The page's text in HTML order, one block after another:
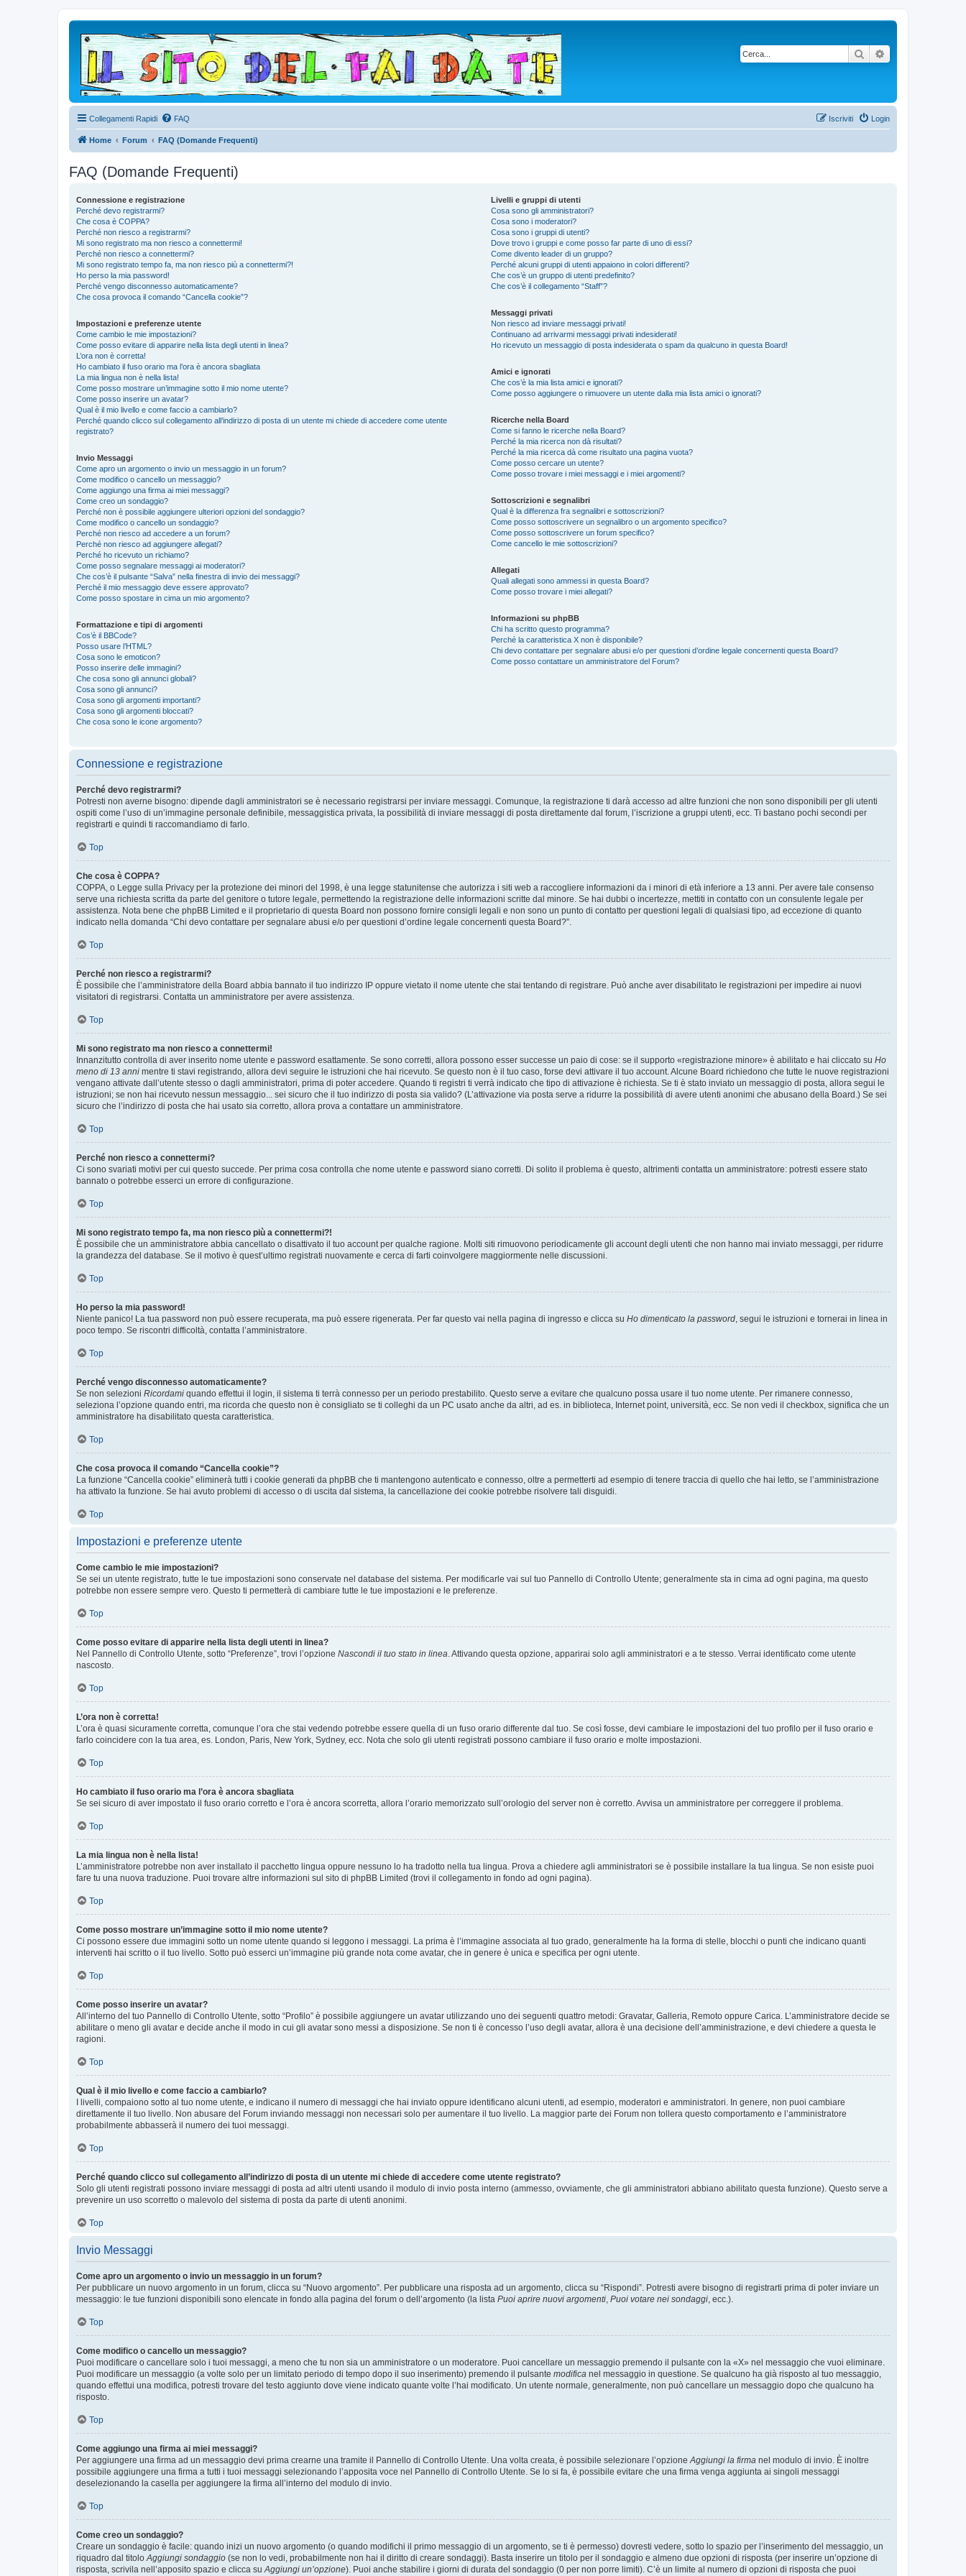
Cerca
Collegamenti Rapidi FAQ Login
Iscriviti
Home Forum FAQ (Domande Frequenti)
FAQ (Domande Frequenti)
Connessione e registrazione
Perché devo registrarmi?
Che cosa è COPPA?
Perché non riesco a registrarmi?
Mi sono registrato ma non riesco a connettermi!
Perché non riesco a connettermi?
Mi sono registrato tempo fa, ma non riesco più a connettermi?!
Ho perso la mia password!
Perché vengo disconnesso automaticamente?
Che cosa provoca il comando “Cancella cookie”?
Impostazioni e preferenze utente
Come cambio le mie impostazioni?
Come posso evitare di apparire nella lista degli utenti in linea?
L’ora non è corretta!
Ho cambiato il fuso orario ma l’ora è ancora sbagliata
La mia lingua non è nella lista!
Come posso mostrare un’immagine sotto il mio nome utente?
Come posso inserire un avatar?
Qual è il mio livello e come faccio a cambiarlo?
Perché quando clicco sul collegamento all’indirizzo di posta di un utente mi chiede di accedere come utente
registrato?
Invio Messaggi
Come apro un argomento o invio un messaggio in un forum?
Come modifico o cancello un messaggio?
Come aggiungo una firma ai miei messaggi?
Come creo un sondaggio?
Perché non è possibile aggiungere ulteriori opzioni del sondaggio?
Come modifico o cancello un sondaggio?
Perché non riesco ad accedere a un forum?
Perché non riesco ad aggiungere allegati?
Perché ho ricevuto un richiamo?
Come posso segnalare messaggi ai moderatori?
Che cos’è il pulsante “Salva” nella finestra di invio dei messaggi?
Perché il mio messaggio deve essere approvato?
Come posso spostare in cima un mio argomento?
Formattazione e tipi di argomenti
Cos’è il BBCode?
Posso usare l’HTML?
Cosa sono le emoticon?
Posso inserire delle immagini?
Che cosa sono gli annunci globali?
Cosa sono gli annunci?
Cosa sono gli argomenti importanti?
Cosa sono gli argomenti bloccati?
Che cosa sono le icone argomento?
Livelli e gruppi di utenti
Cosa sono gli amministratori?
Cosa sono i moderatori?
Cosa sono i gruppi di utenti?
Dove trovo i gruppi e come posso far parte di uno di essi?
Come divento leader di un gruppo?
Perché alcuni gruppi di utenti appaiono in colori differenti?
Che cos’è un gruppo di utenti predefinito?
Che cos’è il collegamento “Staff”?
Messaggi privati
Non riesco ad inviare messaggi privati!
Continuano ad arrivarmi messaggi privati indesiderati!
Ho ricevuto un messaggio di posta indesiderata o spam da qualcuno in questa Board!
Amici e ignorati
Che cos’è la mia lista amici e ignorati?
Come posso aggiungere o rimuovere un utente dalla mia lista amici o ignorati?
Ricerche nella Board
Come si fanno le ricerche nella Board?
Perché la mia ricerca non dà risultati?
Perché la mia ricerca dà come risultato una pagina vuota?
Come posso cercare un utente?
Come posso trovare i miei messaggi e i miei argomenti?
Sottoscrizioni e segnalibri
Qual è la differenza fra segnalibri e sottoscrizioni?
Come posso sottoscrivere un segnalibro o un argomento specifico?
Come posso sottoscrivere un forum specifico?
Come cancello le mie sottoscrizioni?
Allegati
Quali allegati sono ammessi in questa Board?
Come posso trovare i miei allegati?
Informazioni su phpBB
Chi ha scritto questo programma?
Perché la caratteristica X non è disponibile?
Chi devo contattare per segnalare abusi e/o per questioni d’ordine legale concernenti questa Board?
Come posso contattare un amministratore del Forum?
Connessione e registrazione
Perché devo registrarmi?
Potresti non averne bisogno: dipende dagli amministratori se è necessario registrarsi per inviare messaggi. Comunque, la registrazione ti darà accesso ad altre funzioni che non sono disponibili per gli utenti
ospiti come l’uso di un’immagine personale definibile, messaggistica privata, la possibilità di inviare messaggi di posta direttamente dal forum, l’iscrizione a gruppi utenti, ecc. Ti bastano pochi secondi per
registrarti e quindi ti raccomandiamo di farlo.
Top
Che cosa è COPPA?
COPPA, o Legge sulla Privacy per la protezione dei minori del 1998, è una legge statunitense che autorizza i siti web a raccogliere informazioni da i minori di età inferiore a 13 anni. Per avere tale consenso
serve una richiesta scritta da parte del genitore o tutore legale, permettendo la registrazione delle informazioni scritte dal minore. Se hai dubbi o incertezze, mettiti in contatto con un consulente legale per
assistenza. Nota bene che phpBB Limited e il proprietario di questa Board non possono fornire consigli legali e non sono un punto di contatto per questioni legali di qualsiasi tipo, ad eccezione di quanto
indicato nella domanda “Chi devo contattare per segnalare abusi e/o per questioni d’ordine legale concernenti questa Board?”.
Top
Perché non riesco a registrarmi?
È possibile che l’amministratore della Board abbia bannato il tuo indirizzo IP oppure vietato il nome utente che stai tentando di registrare. Può anche aver disabilitato le registrazioni per impedire ai nuovi
visitatori di registrarsi. Contatta un amministratore per avere assistenza.
Top
Mi sono registrato ma non riesco a connettermi!
Innanzitutto controlla di aver inserito nome utente e password esattamente. Se sono corretti, allora possono esser successe un paio di cose: se il supporto «registrazione minore» è abilitato e hai cliccato su Ho
meno di 13 anni mentre ti stavi registrando, allora devi seguire le istruzioni che hai ricevuto. Se questo non è il tuo caso, forse devi attivare il tuo account. Alcune Board richiedono che tutte le nuove registrazioni
vengano attivate dall’utente stesso o dagli amministratori, prima di poter accedere. Quando ti registri ti verrà indicato che tipo di attivazione è richiesta. Se ti è stato inviato un messaggio di posta, allora segui le
istruzioni; se non hai ricevuto nessun messaggio... sei sicuro che il tuo indirizzo di posta sia valido? (L’attivazione via posta serve a ridurre la possibilità di avere utenti anonimi che abusano della Board.) Se sei
sicuro che l’indirizzo di posta che hai usato sia corretto, allora prova a contattare un amministratore.
Top
Perché non riesco a connettermi?
Ci sono svariati motivi per cui questo succede. Per prima cosa controlla che nome utente e password siano corretti. Di solito il problema è questo, altrimenti contatta un amministratore: potresti essere stato
bannato o potrebbe esserci un errore di configurazione.
Top
Mi sono registrato tempo fa, ma non riesco più a connettermi?!
È possibile che un amministratore abbia cancellato o disattivato il tuo account per qualche ragione. Molti siti rimuovono periodicamente gli account degli utenti che non hanno mai inviato messaggi, per ridurre
la grandezza del database. Se il motivo è quest’ultimo registrati nuovamente e cerca di farti coinvolgere maggiormente nelle discussioni.
Top
Ho perso la mia password!
Niente panico! La tua password non può essere recuperata, ma può essere rigenerata. Per far questo vai nella pagina di ingresso e clicca su Ho dimenticato la password, segui le istruzioni e tornerai in linea in
poco tempo. Se riscontri difficoltà, contatta l’amministratore.
Top
Perché vengo disconnesso automaticamente?
Se non selezioni Ricordami quando effettui il login, il sistema ti terrà connesso per un periodo prestabilito. Questo serve a evitare che qualcuno possa usare il tuo nome utente. Per rimanere connesso,
seleziona l’opzione quando entri, ma ricorda che questo non è consigliato se ti colleghi da un PC usato anche da altri, ad es. in biblioteca, Internet point, università, ecc. Se non vedi il checkbox, significa che un
amministratore ha disabilitato questa caratteristica.
Top
Che cosa provoca il comando “Cancella cookie”?
La funzione “Cancella cookie” eliminerà tutti i cookie generati da phpBB che ti mantengono autenticato e connesso, oltre a permetterti ad esempio di tenere traccia di quello che hai letto, se l’amministrazione
ha attivato la funzione. Se hai avuto problemi di accesso o di uscita dal sistema, la cancellazione dei cookie potrebbe risolvere tali disguidi.
Top
Impostazioni e preferenze utente
Come cambio le mie impostazioni?
Se sei un utente registrato, tutte le tue impostazioni sono conservate nel database del sistema. Per modificarle vai sul tuo Pannello di Controllo Utente; generalmente sta in cima ad ogni pagina, ma questo
potrebbe non essere sempre vero. Questo ti permetterà di cambiare tutte le tue impostazioni e le preferenze.
Top
Come posso evitare di apparire nella lista degli utenti in linea?
Nel Pannello di Controllo Utente, sotto “Preferenze”, trovi l’opzione Nascondi il tuo stato in linea. Attivando questa opzione, apparirai solo agli amministratori e a te stesso. Verrai identificato come utente
nascosto.
Top
L’ora non è corretta!
L’ora è quasi sicuramente corretta, comunque l’ora che stai vedendo potrebbe essere quella di un fuso orario differente dal tuo. Se così fosse, devi cambiare le impostazioni del tuo profilo per il fuso orario e
farlo coincidere con la tua area, es. London, Paris, New York, Sydney, ecc. Nota che solo gli utenti registrati possono cambiare il fuso orario e molte impostazioni.
Top
Ho cambiato il fuso orario ma l’ora è ancora sbagliata
Se sei sicuro di aver impostato il fuso orario corretto e l’ora è ancora scorretta, allora l’orario memorizzato sull’orologio del server non è corretto. Avvisa un amministratore per correggere il problema.
Top
La mia lingua non è nella lista!
L’amministratore potrebbe non aver installato il pacchetto lingua oppure nessuno lo ha tradotto nella tua lingua. Prova a chiedere agli amministratori se è possibile installare la tua lingua. Se non esiste puoi
fare tu una nuova traduzione. Puoi trovare altre informazioni sul sito di phpBB Limited (trovi il collegamento in fondo ad ogni pagina).
Top
Come posso mostrare un’immagine sotto il mio nome utente?
Ci possono essere due immagini sotto un nome utente quando si leggono i messaggi. La prima è l’immagine associata al tuo grado, generalmente ha la forma di stelle, blocchi o punti che indicano quanti
interventi hai scritto o il tuo livello. Sotto può esserci un’immagine più grande nota come avatar, che in genere è unica e specifica per ogni utente.
Top
Come posso inserire un avatar?
All’interno del tuo Pannello di Controllo Utente, sotto “Profilo” è possibile aggiungere un avatar utilizzando uno dei seguenti quattro metodi: Gravatar, Galleria, Remoto oppure Carica. L’amministratore decide se
abilitare o meno gli avatar e decide anche il modo in cui gli avatar sono messi a disposizione. Se non ti è concesso l’uso degli avatar, allora è una decisione dell’amministrazione, e devi chiedere a questa le
ragioni.
Top
Qual è il mio livello e come faccio a cambiarlo?
I livelli, compaiono sotto al tuo nome utente, e indicano il numero di messaggi che hai inviato oppure identificano alcuni utenti, ad esempio, moderatori e amministratori. In genere, non puoi cambiare
direttamente il tuo livello. Non abusare del Forum inviando messaggi non necessari solo per aumentare il tuo livello. La maggior parte dei Forum non tollera questo comportamento e l’amministratore
probabilmente abbasserà il numero dei tuoi messaggi.
Top
Perché quando clicco sul collegamento all’indirizzo di posta di un utente mi chiede di accedere come utente registrato?
Solo gli utenti registrati possono inviare messaggi di posta ad altri utenti usando il modulo di invio posta interno (ammesso, ovviamente, che gli amministratori abbiano abilitato questa funzione). Questo serve a
prevenire un uso scorretto o malevolo del sistema di posta da parte di utenti anonimi.
Top
Invio Messaggi
Come apro un argomento o invio un messaggio in un forum?
Per pubblicare un nuovo argomento in un forum, clicca su “Nuovo argomento”. Per pubblicare una risposta ad un argomento, clicca su “Rispondi”. Potresti avere bisogno di registrarti prima di poter inviare un
messaggio: le tue funzioni disponibili sono elencate in fondo alla pagina del forum o dell’argomento (la lista Puoi aprire nuovi argomenti, Puoi votare nei sondaggi, ecc.).
Top
Come modifico o cancello un messaggio?
Puoi modificare o cancellare solo i tuoi messaggi, a meno che tu non sia un amministratore o un moderatore. Puoi cancellare un messaggio premendo il pulsante con la «X» nel messaggio che vuoi eliminare.
Puoi modificare un messaggio (a volte solo per un limitato periodo di tempo dopo il suo inserimento) premendo il pulsante modifica nel messaggio in questione. Se qualcuno ha già risposto al tuo messaggio,
quando effettui una modifica, potresti trovare del testo aggiunto dove viene indicato quante volte l’hai modificato. Un utente normale, generalmente, non può cancellare un messaggio dopo che qualcuno ha
risposto.
Top
Come aggiungo una firma ai miei messaggi?
Per aggiungere una firma ad un messaggio devi prima crearne una tramite il Pannello di Controllo Utente. Una volta creata, è possibile selezionare l’opzioneAggiungi la firma nel modulo di invio. È inoltre
possibile aggiungere una firma a tutti i tuoi messaggi selezionando l’apposita voce nel Pannello di Controllo Utente. Se lo si fa, è possibile evitare che una firma venga aggiunta ai singoli messaggi
deselezionando la casella per aggiungere la firma all’interno del modulo di invio.
Top
Come creo un sondaggio?
Creare un sondaggio è facile: quando inizi un nuovo argomento (o quando modifichi il primo messaggio di un argomento, se ti è permesso) dovresti vedere, sotto lo spazio per l’inserimento del messaggio, un
riquadro dal titoloAggiungi sondaggio (se non lo vedi, probabilmente non hai il diritto di creare sondaggi). Basta inserire un titolo per il sondaggio e almeno due opzioni di risposta (per inserire un’opzione di
risposta, scrivila nell’apposito spazio e clicca suAggiungi un’opzione). Puoi anche stabilire i giorni di durata del sondaggio (0 per non porre limiti). C’è un limite al numero di opzioni di risposta che puoi